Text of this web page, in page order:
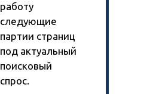
работу
следующие
партии страниц
под актуальный
поисковый
спрос.